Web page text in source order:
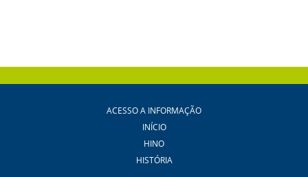
ACESSO A INFORMAÇÃO
INÍCIO
HINO
HISTÓRIA